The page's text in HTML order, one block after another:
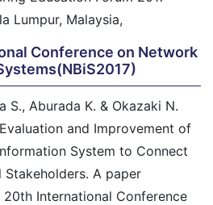
Lumpur, Malaysia,
Conference on Network
S., Aburada K. & Okazaki N.
Evaluation and Improvement of
System to Connect
Stakeholders. A paper
International Conference